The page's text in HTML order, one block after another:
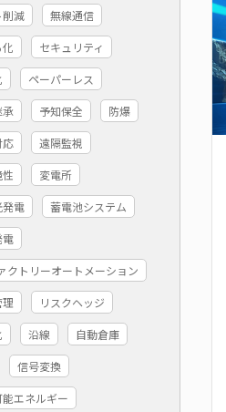
削減 無線通信
化 セキュリティ
ペーパーレス
予知保全 防爆
応 遠隔監視
変電所
発電 蓄電池システム
電
クトリーオートメーション
リスクヘッジ
沿線 自動倉庫
信号変換
エネルギー